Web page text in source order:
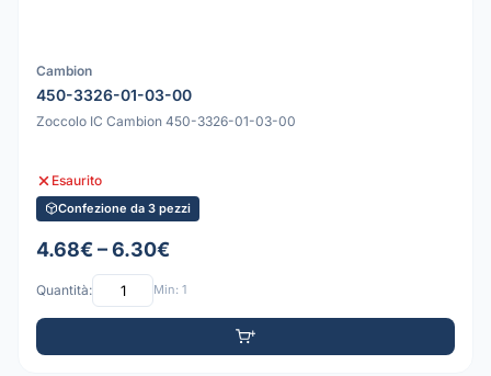
Cambion
450-3326-01-03-00
Zoccolo IC Cambion 450-3326-01-03-00
Esaurito
Confezione da 3 pezzi
4.68€ – 6.30€
Quantità: Min: 1